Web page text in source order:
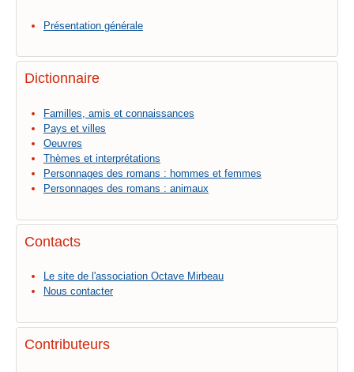
Présentation générale
Dictionnaire
Familles, amis et connaissances
Pays et villes
Oeuvres
Thèmes et interprétations
Personnages des romans : hommes et femmes
Personnages des romans : animaux
Contacts
Le site de l'association Octave Mirbeau
Nous contacter
Contributeurs